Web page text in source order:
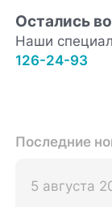
Остались
Наши
126-24-93
Последние
5 августа